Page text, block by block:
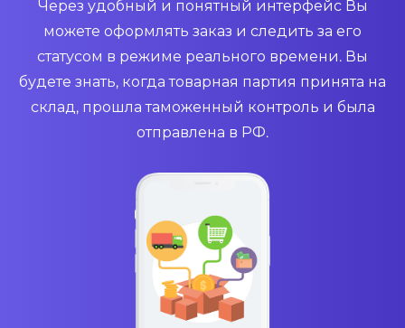
Через удобный и понятный интерфейс Вы
можете оформлять заказ и следить за его
статусом в режиме реального времени. Вы
будете знать, когда товарная партия принята на
склад, прошла таможенный контроль и была
отправлена в РФ.